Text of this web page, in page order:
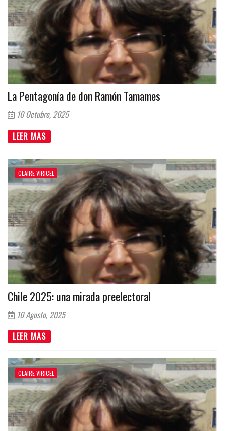
La Pentagonía de don Ramón Tamames
10 Octubre, 2025
LEER MAS
CLAIRE VIRICEL
Chile 2025: una mirada preelectoral
10 Agosto, 2025
LEER MAS
CLAIRE VIRICEL